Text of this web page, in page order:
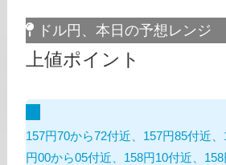
ドル円、本日の予想レンジ
上値ポイント
157円70から72付近、157円85付近
円00から05付近、158円10付近、